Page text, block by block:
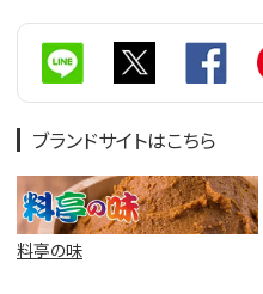
ブランドサイトはこちら
料亭の味